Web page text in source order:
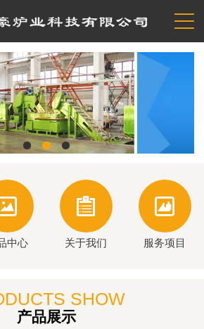

中心

关于我们

服务项目
SHOW
产品展示